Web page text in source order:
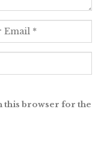
this browser for the